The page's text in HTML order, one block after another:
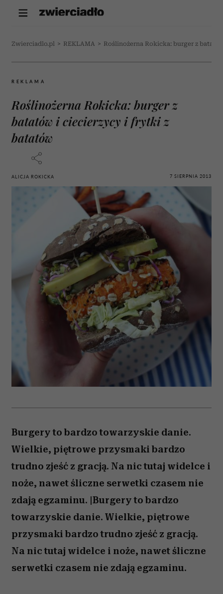
Zwierciadlo.pl > REKLAMA > Roślinożerna Rokicka: burger z
REKLAMA
Roślinożerna Rokicka: burger z
batatów i ciecierzycy i frytki z
batatów
ALICJA ROKICKA 7 SIERPNIA 2013
Burgery to bardzo towarzyskie danie.
Wielkie, piętrowe przysmaki bardzo
trudno zjeść z gracją. Na nic tutaj widelce i
noże, nawet śliczne serwetki czasem nie
zdają egzaminu. |Burgery to bardzo
towarzyskie danie. Wielkie, piętrowe
przysmaki bardzo trudno zjeść z gracją.
Na nic tutaj widelce i noże, nawet śliczne
serwetki czasem nie zdają egzaminu.